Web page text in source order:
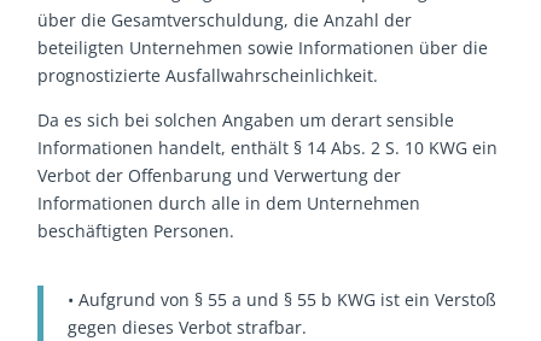
über die Gesamtverschuldung, die Anzahl der
beteiligten Unternehmen sowie Informationen über die
prognostizierte Ausfallwahrscheinlichkeit.
Da es sich bei solchen Angaben um derart sensible
Informationen handelt, enthält § 14 Abs. 2 S. 10 KWG ein
Verbot der Offenbarung und Verwertung der
Informationen durch alle in dem Unternehmen
beschäftigten Personen.
• Aufgrund von § 55 a und § 55 b KWG ist ein Verstoß
gegen dieses Verbot strafbar.